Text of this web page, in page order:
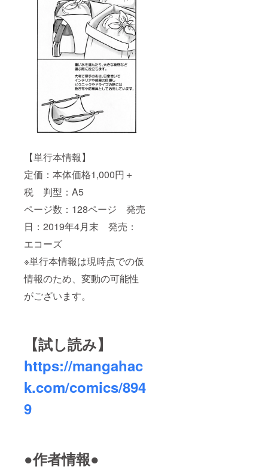
【単行本情報】
定価：本体価格1,000円＋
税 判型：A5
ページ数：128ページ 発売
日：2019年4月末 発売：
エコーズ
※単行本情報は現時点での仮
情報のため、変動の可能性
がございます。
【試し読み】
https://mangahac
k.com/comics/894
9
●作者情報●